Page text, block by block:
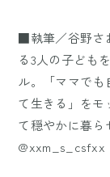
■執筆／谷野さ
る3人の子ども
ル。「ママでも
て生きる」をモ
て穏やかに暮ら
@xxm_s_csfxx